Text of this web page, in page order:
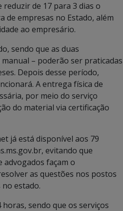
de 17 para 3 dias o
empresas no Estado, além
ao empresário.
sendo que as duas
– poderão ser praticadas
Depois desse período,
A entrega física de
por meio do serviço
do material via certificação
já está disponível aos 79
evitando que
façam o
as questões nos postos
no estado.
sendo que os serviços